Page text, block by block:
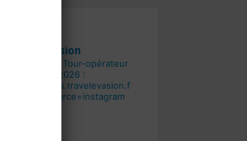
travel__evasion
Voyagiste & Tour-opérateurGrand
Jeu PAPYRUS 2026 :
https://services.travelevasion.fr/jeu/jeu-
2026/?utm_source=instagram